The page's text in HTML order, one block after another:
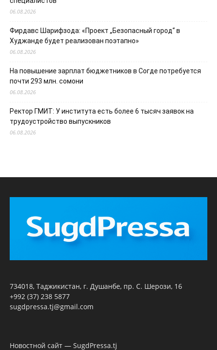
06.08.2026
Фирдавс Шарифзода: «Проект „Безопасный город“ в
Худжанде будет реализован поэтапно»
06.08.2026
На повышение зарплат бюджетников в Согде потребуется
почти 293 млн. сомони
06.08.2026
Ректор ГМИТ: У института есть более 6 тысяч заявок на
трудоустройство выпускников
06.08.2026
734018, Таджикистан, г. Душанбе, пр. С. Шерози, 16
+992 (37) 238 5877
sugdpressa.tj@gmail.com
Новостной сайт — SugdPressa.tj